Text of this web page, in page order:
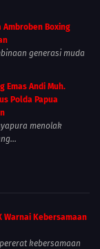
Boxing
generasi muda
Emas Andi Muh.
Polda Papua
menolak
Warnai Kebersamaan
kebersamaan